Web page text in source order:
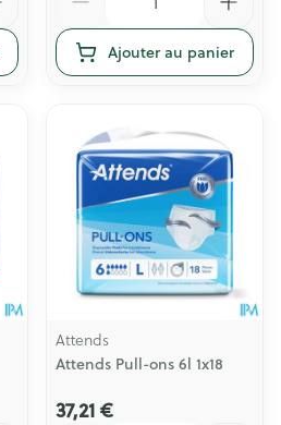
Ajouter au panier
Attends
Attends Pull-ons 6l 1x18
37,21 €